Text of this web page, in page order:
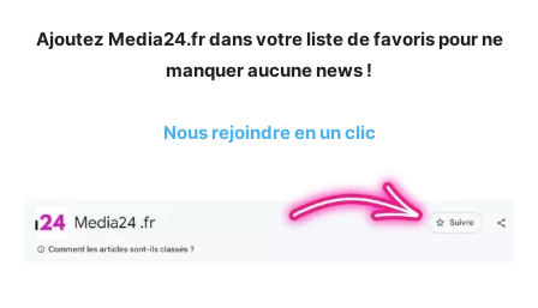
Ajoutez Media24.fr dans votre liste de favoris pour ne
manquer aucune news !
Nous rejoindre en un clic